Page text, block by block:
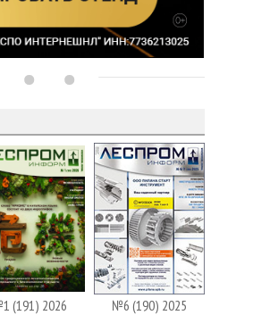
(191) 2026 №6 (190) 2025